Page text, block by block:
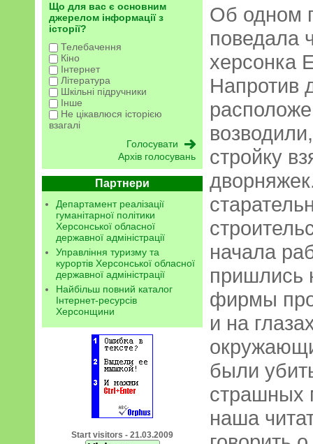
Що для вас є основним
джерелом інформації з
історії?
Телебачення
Кіно
Інтернет
Література
Шкільні підручники
Інше
Не цікавлюся історією
взагалі
Архів голосувань
Партнери
Департамент реалізації
гуманітарної політики
Херсонської обласної
державної адміністрації
Управління туризму та
курортів Херсонської обласної
державної адміністрації
Найбільш повний каталог
Інтернет-ресурсів
Херсонщини
Start visitors - 21.03.2009
Об одном
поведала
херсонка
Напротив
стройку
начала
пришлись
фирмы
и на
были
страшных
наша